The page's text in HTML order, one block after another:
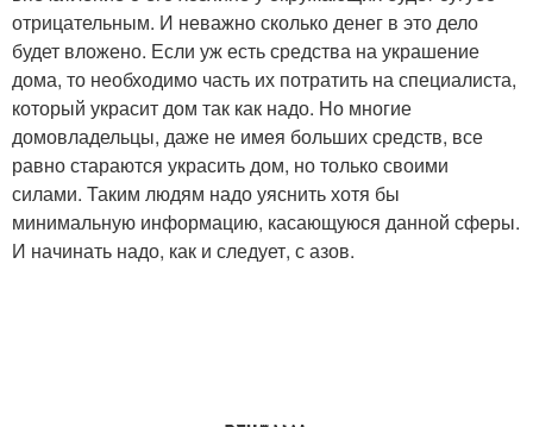
отрицательным. И неважно сколько денег в это дело
будет вложено. Если уж есть средства на украшение
дома, то необходимо часть их потратить на специалиста,
который украсит дом так как надо. Но многие
домовладельцы, даже не имея больших средств, все
равно стараются украсить дом, но только своими
силами. Таким людям надо уяснить хотя бы
минимальную информацию, касающуюся данной сферы.
И начинать надо, как и следует, с азов.